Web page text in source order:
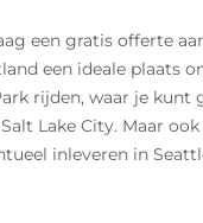
een gratis offerte
een ideale plaats
rijden, waar je
Lake City. Maar
inleveren in